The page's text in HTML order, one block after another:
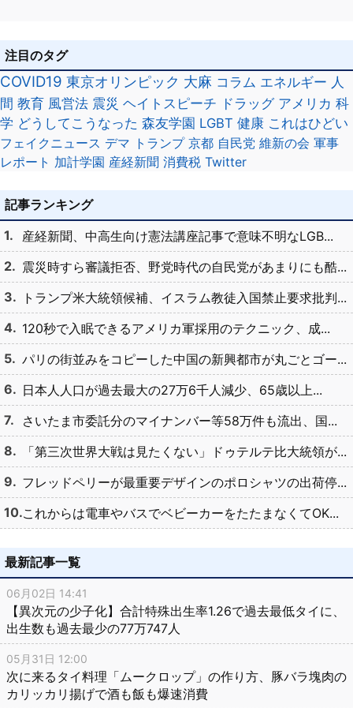
注目のタグ
COVID19 東京オリンピック 大麻 コラム エネルギー 人
間 教育 風営法 震災 ヘイトスピーチ ドラッグ アメリカ 科
学 どうしてこうなった 森友学園 LGBT 健康 これはひどい
フェイクニュース デマ トランプ 京都 自民党 維新の会 軍事
レポート 加計学園 産経新聞 消費税 Twitter
記事ランキング
産経新聞、中高生向け憲法講座記事で意味不明なLGB...
震災時すら審議拒否、野党時代の自民党があまりにも酷...
トランプ米大統領候補、イスラム教徒入国禁止要求批判...
120秒で入眠できるアメリカ軍採用のテクニック、成...
パリの街並みをコピーした中国の新興都市が丸ごとゴー...
日本人人口が過去最大の27万6千人減少、65歳以上...
さいたま市委託分のマイナンバー等58万件も流出、国...
「第三次世界大戦は見たくない」ドゥテルテ比大統領が...
フレッドペリーが最重要デザインのポロシャツの出荷停...
これからは電車やバスでベビーカーをたたまなくてOK...
最新記事一覧
06月02日 14:41
【異次元の少子化】合計特殊出生率1.26で過去最低タイに、
出生数も過去最少の77万747人
05月31日 12:00
次に来るタイ料理「ムークロップ」の作り方、豚バラ塊肉の
カリッカリ揚げで酒も飯も爆速消費